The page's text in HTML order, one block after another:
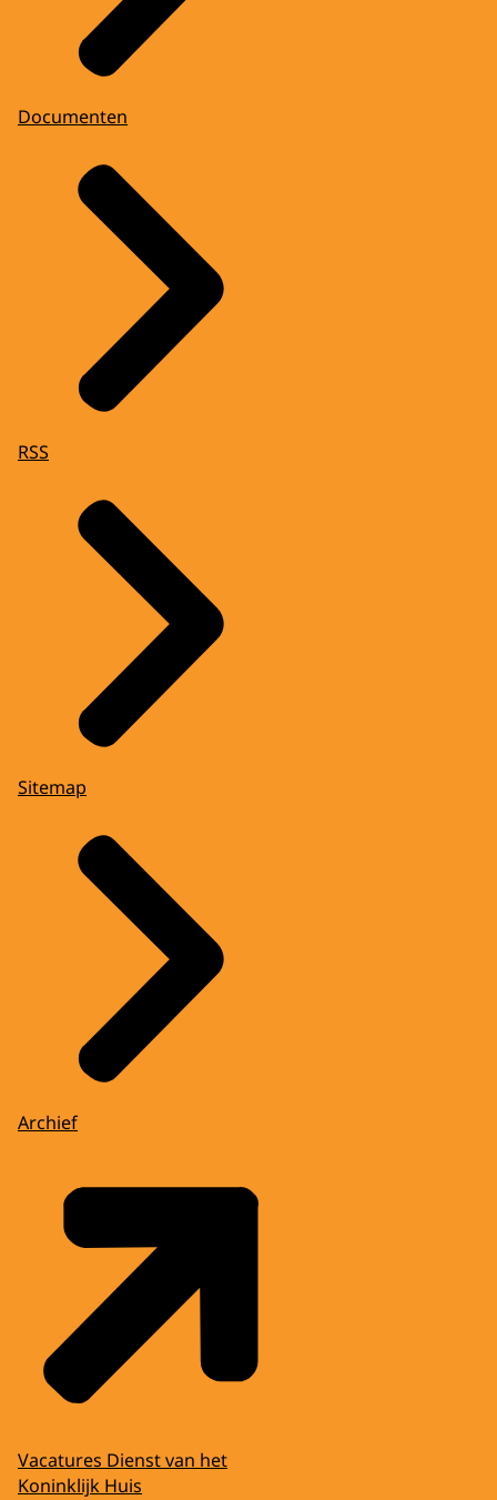
Documenten
RSS
Sitemap
Archief
Vacatures Dienst van het
Koninklijk Huis